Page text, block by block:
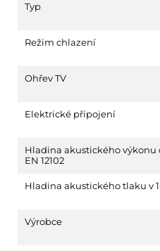
Typ
Režim chlazení
Ohřev TV
Elektrické připojení
Hladina akustického výkonu
EN 12102
Hladina akustického tlaku v
Výrobce